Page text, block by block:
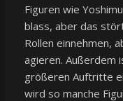
Figuren wie
blass, aber das
Rollen einnehmen,
agieren. Außerdem
größeren Auftritte
wird so manche